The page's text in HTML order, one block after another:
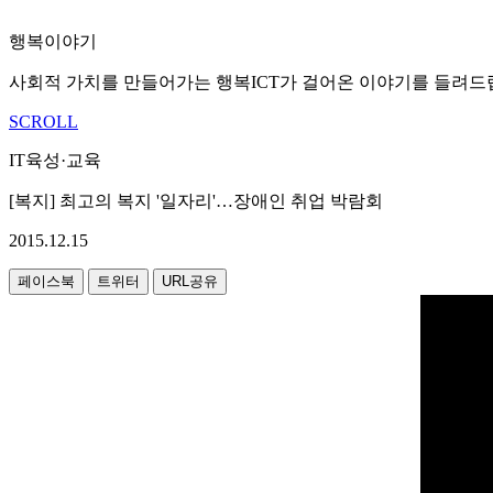
행복이야기
사회적 가치를 만들어가는 행복ICT가 걸어온 이야기를 들려드
SCROLL
IT육성·교육
[복지] 최고의 복지 '일자리'…장애인 취업 박람회
2015.12.15
페이스북 트위터 URL공유